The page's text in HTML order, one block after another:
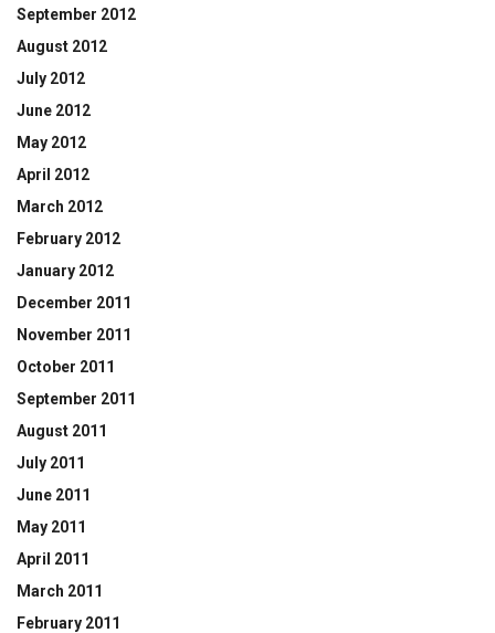
September 2012
August 2012
July 2012
June 2012
May 2012
April 2012
March 2012
February 2012
January 2012
December 2011
November 2011
October 2011
September 2011
August 2011
July 2011
June 2011
May 2011
April 2011
March 2011
February 2011